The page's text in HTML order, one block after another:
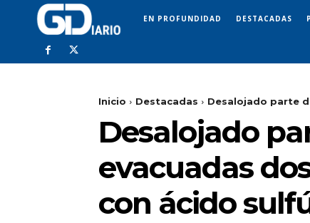
EN PROFUNDIDAD DESTACADAS
Inicio Destacadas Desalojado parte
Desalojado
evacuadas
con ácido